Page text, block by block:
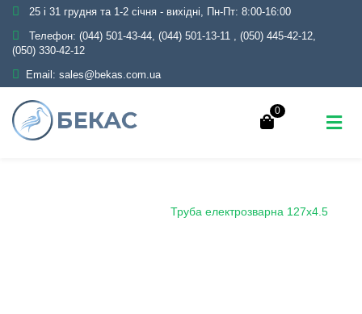
25 і 31 грудня та 1-2 січня - вихідні, Пн-Пт: 8:00-16:00
Телефон: (044) 501-43-44, (044) 501-13-11 , (050) 445-42-12,
(050) 330-42-12
Email: sales@bekas.com.ua
0
Труба електрозварна 127х4.5